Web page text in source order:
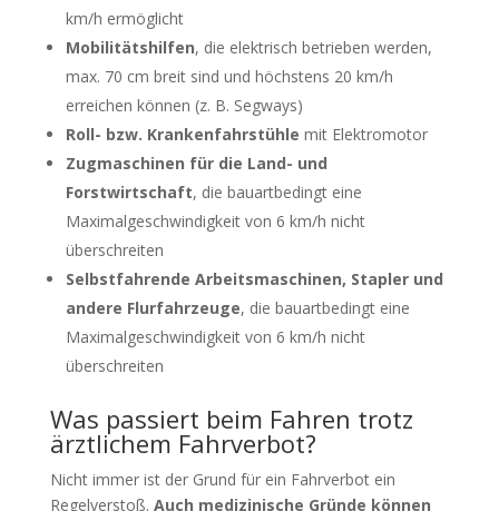
km/h ermöglicht
Mobilitätshilfen, die elektrisch betrieben werden,
max. 70 cm breit sind und höchstens 20 km/h
erreichen können (z. B. Segways)
Roll- bzw. Krankenfahrstühle mit Elektromotor
Zugmaschinen für die Land- und
Forstwirtschaft, die bauartbedingt eine
Maximalgeschwindigkeit von 6 km/h nicht
überschreiten
Selbstfahrende Arbeitsmaschinen, Stapler und
andere Flurfahrzeuge, die bauartbedingt eine
Maximalgeschwindigkeit von 6 km/h nicht
überschreiten
Was passiert beim Fahren trotz
ärztlichem Fahrverbot?
Nicht immer ist der Grund für ein Fahrverbot ein
Regelverstoß. Auch medizinische Gründe können